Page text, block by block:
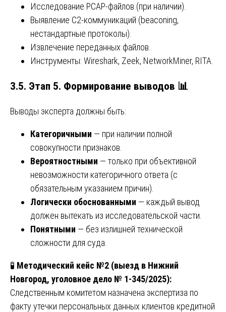
Исследование PCAP-файлов (при наличии).
Выявление C2-коммуникаций (beaconing,
нестандартные протоколы).
Извлечение переданных файлов.
Инструменты: Wireshark, Zeek, NetworkMiner, RITA.
3.5. Этап 5. Формирование выводов 📊
Выводы эксперта должны быть:
Категоричными — при наличии полной
совокупности признаков.
Вероятностными — только при объективной
невозможности категоричного ответа (с
обязательным указанием причин).
Логически обоснованными — каждый вывод
должен вытекать из исследовательской части.
Понятными — без излишней технической
сложности для суда.
🧪 Методический кейс №2 (выезд в Нижний
Новгород, уголовное дело № 1-345/2025):
Следственным комитетом назначена экспертиза по
факту утечки персональных данных клиентов кредитной